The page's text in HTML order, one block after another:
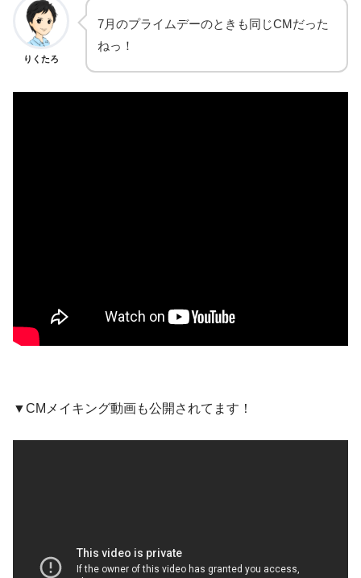
りくたろ
7月のプライムデーのときも同じCMだった
ねっ！
▼CMメイキング動画も公開されてます！